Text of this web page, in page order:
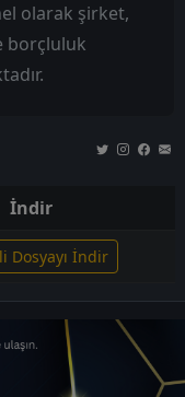
olarak şirket,
borçluluk
İndir
İndir